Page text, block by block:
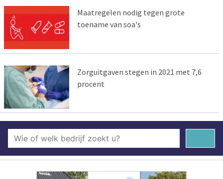
Maatregelen nodig tegen grote
toename van soa's
Zorguitgaven stegen in 2021 met 7,6
procent